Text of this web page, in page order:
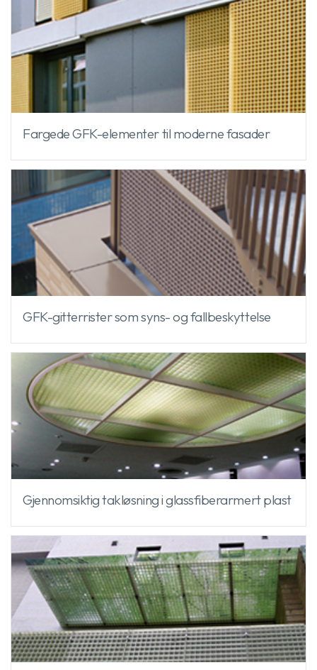
Fargede GFK-elementer til moderne fasader
GFK-gitterrister som syns- og fallbeskyttelse
Gjennomsiktig takløsning i glassfiberarmert plast